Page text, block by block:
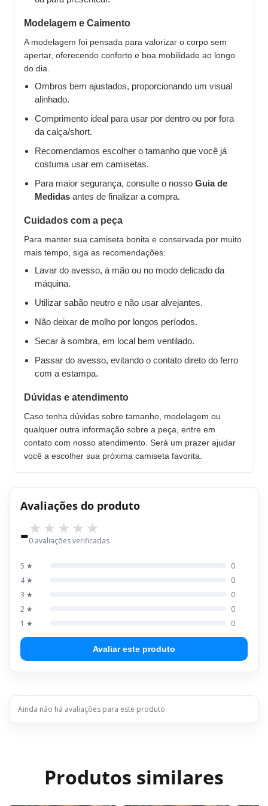
Modelagem e Caimento
A modelagem foi pensada para valorizar o corpo sem
apertar, oferecendo conforto e boa mobilidade ao longo
do dia.
Ombros bem ajustados, proporcionando um visual
alinhado.
Comprimento ideal para usar por dentro ou por fora
da calça/short.
Recomendamos escolher o tamanho que você já
costuma usar em camisetas.
Para maior segurança, consulte o nosso Guia de
Medidas antes de finalizar a compra.
Cuidados com a peça
Para manter sua camiseta bonita e conservada por muito
mais tempo, siga as recomendações:
Lavar do avesso, à mão ou no modo delicado da
máquina.
Utilizar sabão neutro e não usar alvejantes.
Não deixar de molho por longos períodos.
Secar à sombra, em local bem ventilado.
Passar do avesso, evitando o contato direto do ferro
com a estampa.
Dúvidas e atendimento
Caso tenha dúvidas sobre tamanho, modelagem ou
qualquer outra informação sobre a peça, entre em
contato com nosso atendimento. Será um prazer ajudar
você a escolher sua próxima camiseta favorita.
Avaliações do produto
-0 avaliações verificadas
5 ★
0
4 ★
0
3 ★
0
2 ★
0
1 ★
0
Avaliar este produto
Ainda não há avaliações para este produto.
Produtos similares